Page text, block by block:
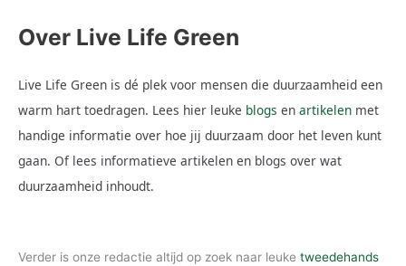
Over Live Life Green
Live Life Green is dé plek voor mensen die duurzaamheid een
warm hart toedragen. Lees hier leuke blogs en artikelen met
handige informatie over hoe jij duurzaam door het leven kunt
gaan. Of lees informatieve artikelen en blogs over wat
duurzaamheid inhoudt.
Verder is onze redactie altijd op zoek naar leuke tweedehands